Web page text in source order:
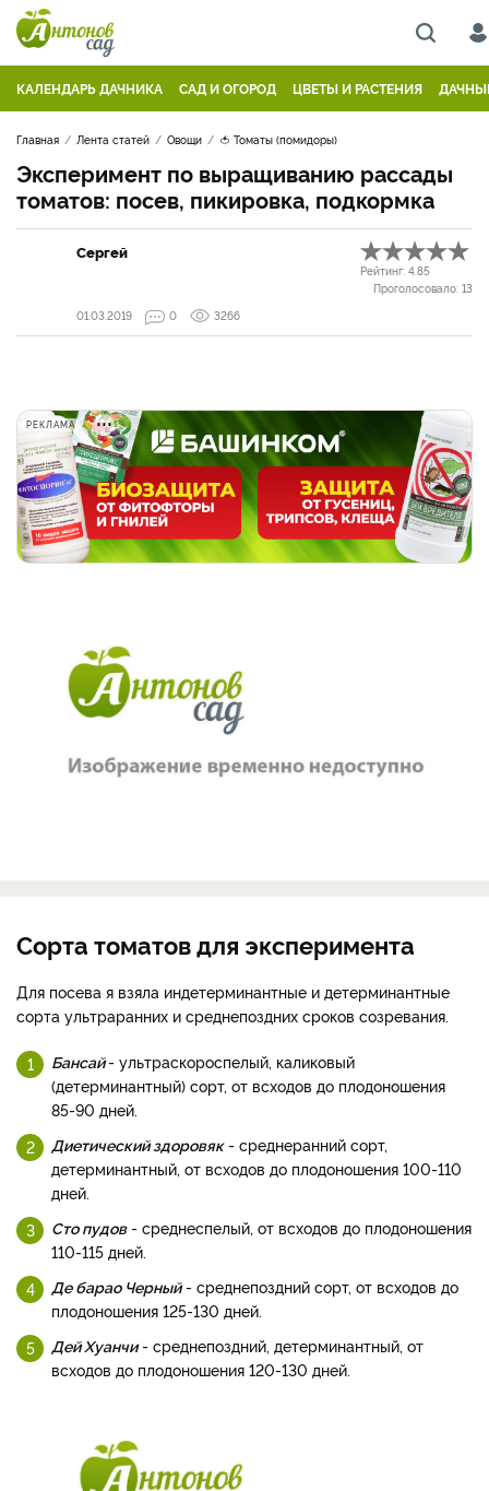
КАЛЕНДАРЬ ДАЧНИКА САД И ОГОРОД ЦВЕТЫ И РАСТЕНИЯ
Главная Лента статей Овощи 🍅 Томаты (помидоры)
Эксперимент по выращиванию рассады
томатов: посев, пикировка, подкормка
Сергей
Рейтинг: 4.85
Проголосовало: 13
01.03.2019
0 3266
РЕКЛАМА
Сорта томатов для эксперимента
Для посева я взяла индетерминантные и детерминантные
сорта ультраранних и среднепоздних сроков созревания.
Бансай- ультраскороспелый, каликовый
(детерминантный) сорт, от всходов до плодоношения
85-90 дней.
Диетический здоровяк- среднеранний сорт,
детерминантный, от всходов до плодоношения 100-110
дней.
Сто пудов- среднеспелый, от всходов до плодоношения
110-115 дней.
Де барао Черный- среднепоздний сорт, от всходов до
плодоношения 125-130 дней.
Дей Хуанчи- среднепоздний, детерминантный, от
всходов до плодоношения 120-130 дней.